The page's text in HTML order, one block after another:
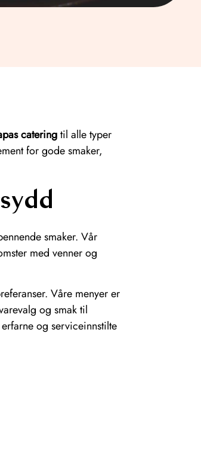
cateringtil alle typer
for gode smaker,
smaker. Vår
med venner og
Våre menyer er
og smak til
og serviceinnstilte